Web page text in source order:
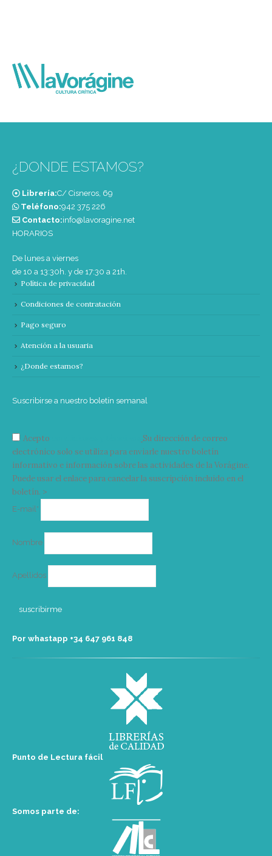
¿DONDE ESTAMOS?
Librería:C/ Cisneros, 69
Teléfono:‭942 375 226‬
Contacto:info@lavoragine.net
HORARIOS
De lunes a viernes
de 10 a 13:30h. y de 17:30 a 21h.
Política de privacidad
Condiciones de contratación
Pago seguro
Atención a la usuaria
¿Donde estamos?
Suscribirse a nuestro boletín semanal
Acepto
Su dirección de correo
electrónico solo se utiliza para enviarle nuestro boletín
informativo e información sobre las actividades de la Vorágine.
Puede usar el enlace para cancelar la suscripción incluido en el
boletín. >
E-mail*
Nombre
Apellidos
Por whastapp +34 ‭647 961 848‬
Punto de Lectura fácil
Somos parte de: